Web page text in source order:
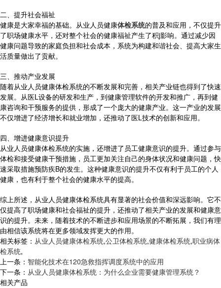
二、提升社会福祉
健康是大家幸福的基础。从业人员健康体检系统的普及和应用，不仅提升
了职场健康水平，还对整个社会的健康福祉产生了积j影响。通过减少因
健康问题导致的家庭负担和社会成本，系统为构建和谐社会、提高大家生
活质量做出了贡献。
三、推动产业发展
随着从业人员健康体检系统的不断发展和完善，相关产业链也得到了快速
发展。从医L设备的研发和生产，到健康管理软件的开发和推广，再到健
康咨询和干预服务的提供，形成了一个庞大的健康产业。这一产业的发展
不仅增进了经济增长和就业增加，还推动了医L技术的创新和应用。
四、增进健康意识提升
从业人员健康体检系统的实施，还增进了员工健康意识的提升。通过参与
体检和接受健康干预措施，员工更加关注自己的身体状况和健康问题，快
速采取措施预防疾B的发生。这种健康意识的提升不仅有利于员工的个人
健康，也有利于整个社会的健康水平的提高。
综上所述，从业人员健康体检系统具有显著的社会价值和深远影响。它不
仅提高了职场健康和社会福祉的提升，还推动了相关产业的发展和健康意
识的提升。未来，随着技术的不断进步和应用场景的不断拓展，我们有理
由相信该系统将在更多领域发挥更大的作用。
相关标签： 从业人员健康体检系统,公卫体检系统,健康体检系统,职业病体
检系统,
上一条： 智能化技术在120急救指挥调度系统中的应用
下一条： 从业人员健康体检系统：为什么企业需要健康管理系统？
相关产品